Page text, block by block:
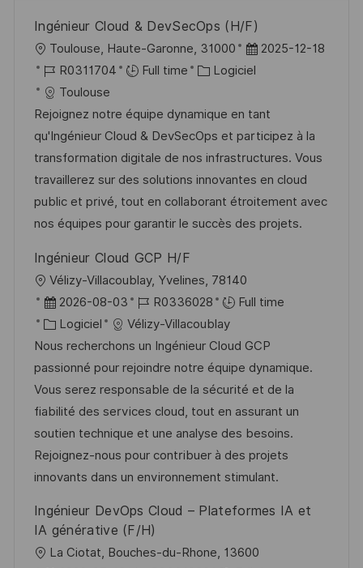
Ingénieur Cloud & DevSecOps (H/F)
o
c
a
l
i
s
a
t
o
n
Toulouse, Haute-Garonne, 31000
D
a
e
d
’
a
f
f
h
a
e
2025-12-18
R
é
f
é
r
e
n
c
d
u
p
o
s
t
e
R0311704 Full time
C
t
é
g
o
r
i
Logiciel
Toulouse
Rejoignez notre équipe dynamique en tant
qu'Ingénieur Cloud & DevSecOps et participez à la
transformation digitale de nos infrastructures. Vous
travaillerez sur des solutions innovantes en cloud
public et privé, tout en collaborant étroitement avec
nos équipes pour garantir le succès des projets.
Ingénieur Cloud GCP H/F
o
c
a
l
i
s
a
t
i
n
Vélizy-Villacoublay, Yvelines, 78140
D
a
t
e
d
’
a
f
f
c
2026-08-03
R
é
f
é
r
e
n
c
e
u
R0336028
Full time
C
a
t
é
g
o
r
i
Logiciel
Vélizy-Villacoublay
Nous recherchons un Ingénieur Cloud GCP
passionné pour rejoindre notre équipe dynamique.
Vous serez responsable de la sécurité et de la
fiabilité des services cloud, tout en assurant un
soutien technique et une analyse des besoins.
Rejoignez-nous pour contribuer à des projets
innovants dans un environnement stimulant.
Ingénieur DevOps Cloud – Plateformes IA et
IA générative (F/H)
La Ciotat, Bouches-du-Rhone, 13600